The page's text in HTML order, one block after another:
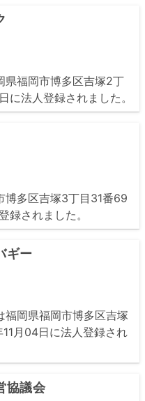
県福岡市博多区吉塚2丁
法人登録されました。
博多区吉塚3丁目31番69
されました。
ギー
福岡県福岡市博多区吉塚
月04日に法人登録され
協議会